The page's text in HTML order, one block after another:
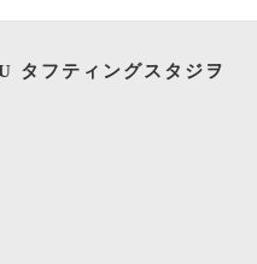
フティングスタジヲ